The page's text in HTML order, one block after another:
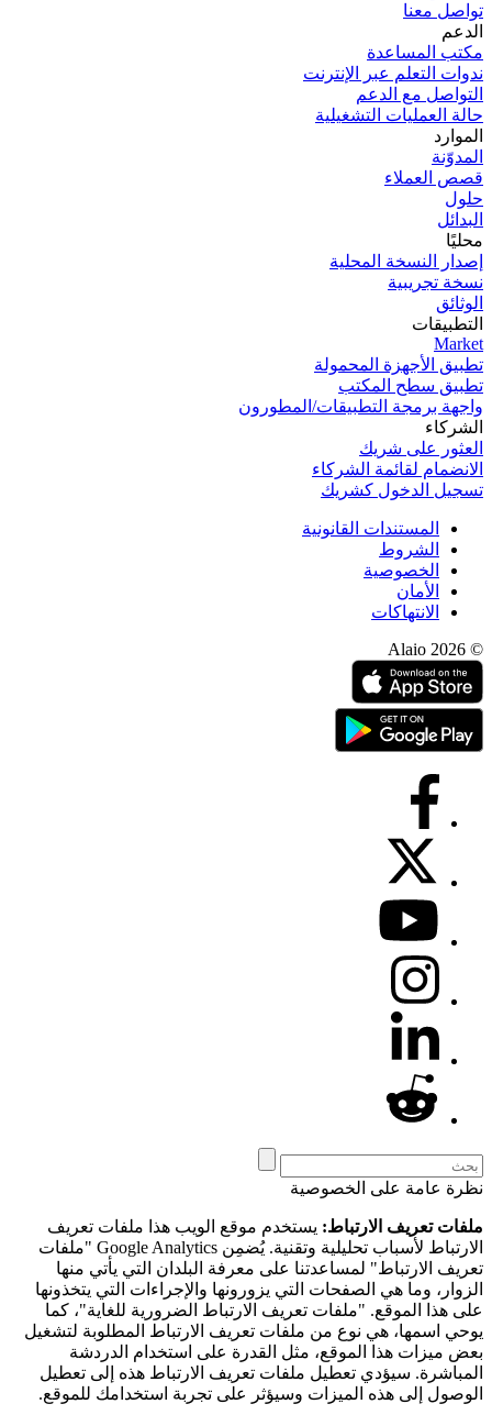
تواصل معنا
الدعم
مكتب المساعدة
ندوات التعلم عبر الإنترنت
التواصل مع الدعم
حالة العمليات التشغيلية
الموارد
المدوّنة
قصص العملاء
حلول
البدائل
محليًا
إصدار النسخة المحلية
نسخة تجریبیة
الوثائق
التطبيقات
Market
تطبيق الأجهزة المحمولة
تطبيق سطح المكتب
واجهة برمجة التطبيقات/المطورون
الشركاء
العثور على شريك
الانضمام لقائمة الشركاء
تسجيل الدخول كشريك
المستندات القانونية
الشروط
الخصوصية
الأمان
الانتهاكات
© 2026 Alaio
نظرة عامة على الخصوصية
ملفات تعريف الارتباط: يستخدم موقع الويب هذا ملفات تعريف
الارتباط لأسباب تحليلية وتقنية. يُضمِن Google Analytics "ملفات
تعريف الارتباط" لمساعدتنا على معرفة البلدان التي يأتي منها
الزوار، وما هي الصفحات التي يزورونها والإجراءات التي يتخذونها
على هذا الموقع. "ملفات تعريف الارتباط الضرورية للغاية"، كما
يوحي اسمها، هي نوع من ملفات تعريف الارتباط المطلوبة لتشغيل
بعض ميزات هذا الموقع، مثل القدرة على استخدام الدردشة
المباشرة. سيؤدي تعطيل ملفات تعريف الارتباط هذه إلى تعطيل
الوصول إلى هذه الميزات وسيؤثر على تجربة استخدامك للموقع.